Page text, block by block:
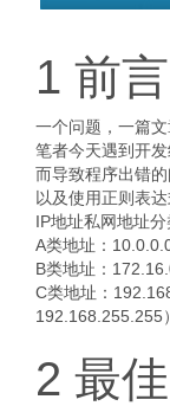
1 前言
一个问题，一篇文
笔者今天遇到开
而导致程序出错
以及使用正则表
IP地址私网地址分
A类地址：
B类地址：
C类地址：
192.168.255.255）
2 最